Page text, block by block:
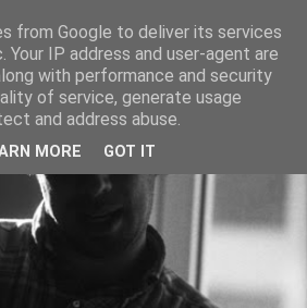
from Google to deliver its services
Your IP address and user-agent are
with performance and security
of service, generate usage
and address abuse.
MORE GOT IT